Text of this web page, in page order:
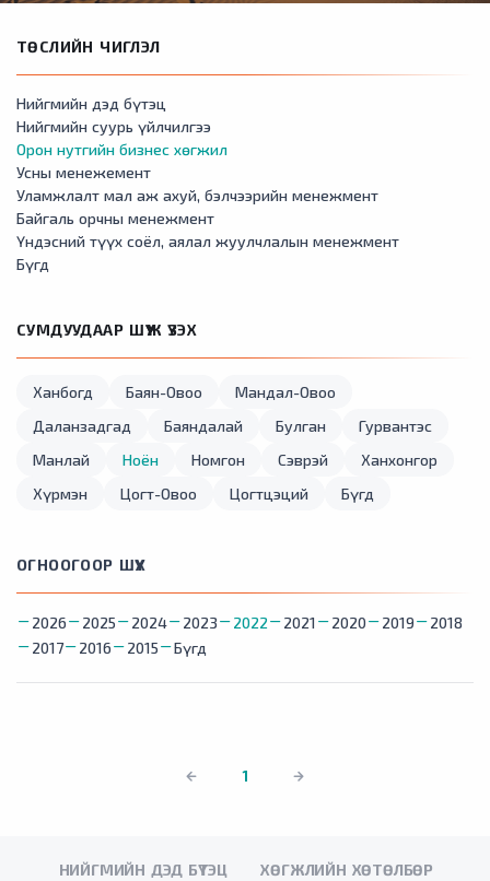
ТӨСЛИЙН ЧИГЛЭЛ
Нийгмийн дэд бүтэц
Нийгмийн суурь үйлчилгээ
Орон нутгийн бизнес хөгжил
Усны менежемент
Уламжлалт мал аж ахуй, бэлчээрийн менежмент
Байгаль орчны менежмент
Үндэсний түүх соёл, аялал жуулчлалын менежмент
Бүгд
СУМДУУДААР ШҮҮЖ ҮЗЭХ
Ханбогд Баян-Овоо
Мандал-Овоо
Даланзадгад
Баяндалай Булган
Гурвантэс
Манлай
Ноён Номгон Сэврэй
Ханхонгор
Хүрмэн
Цогт-Овоо Цогтцэций Бүгд
ОГНООГООР ШҮҮХ
2026 2025 2024 2023 2022 2021 2020 2019
2018
2017
2016 2015 Бүгд
1
НИЙГМИЙН ДЭД БҮТЭЦ ХӨГЖЛИЙН ХӨТӨЛБӨР